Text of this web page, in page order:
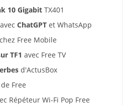
10 GigabitTX401
ChatGPTet WhatsApp
Free Mobile
TF1 avec Free TV
d'ActusBox
Free
Répéteur Wi-Fi Pop Free